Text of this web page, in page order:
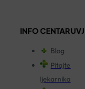
INFO CENTAR
Blog
Pitajte
ljekarnika